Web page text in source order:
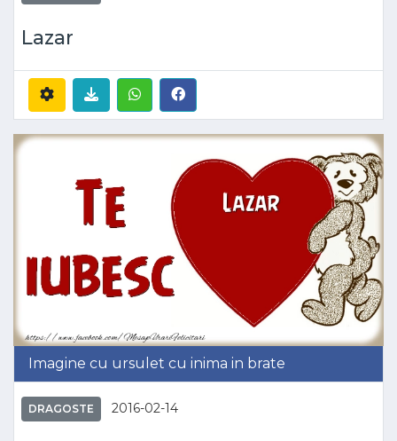
Lazar
Imagine cu ursulet cu inima in brate
DRAGOSTE 2016-02-14